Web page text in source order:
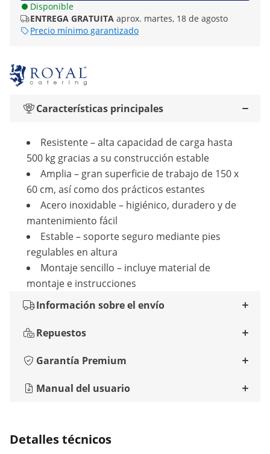
Disponible
ENTREGA GRATUITA aprox. martes, 18 de agosto
Precio mínimo garantizado
Características principales
Resistente – alta capacidad de carga hasta
500 kg gracias a su construcción estable
Amplia – gran superficie de trabajo de 150 x
60 cm, así como dos prácticos estantes
Acero inoxidable – higiénico, duradero y de
mantenimiento fácil
Estable – soporte seguro mediante pies
regulables en altura
Montaje sencillo – incluye material de
montaje e instrucciones
Información sobre el envío
Repuestos
Garantía Premium
Manual del usuario
Detalles técnicos